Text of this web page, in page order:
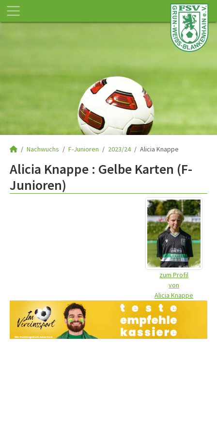
Nachwuchs F-Junioren 2023/24 Alicia Knappe
Alicia Knappe : Gelbe Karten (F-
Junioren)
zum Profil
von
Alicia Knappe